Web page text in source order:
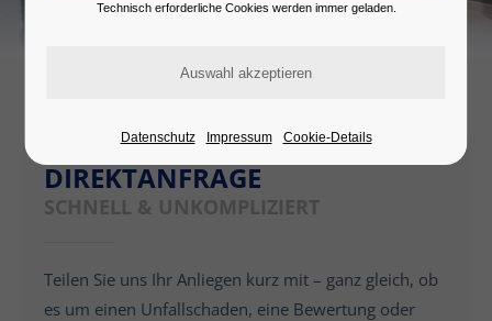
DIREKTANFRAGE
SCHNELL & UNKOMPLIZIERT
Teilen Sie uns Ihr Anliegen kurz mit – ganz gleich, ob
es um einen Unfallschaden, eine Bewertung oder
Technisch erforderliche Cookies werden immer geladen.
Datenschutz Impressum Cookie-Details